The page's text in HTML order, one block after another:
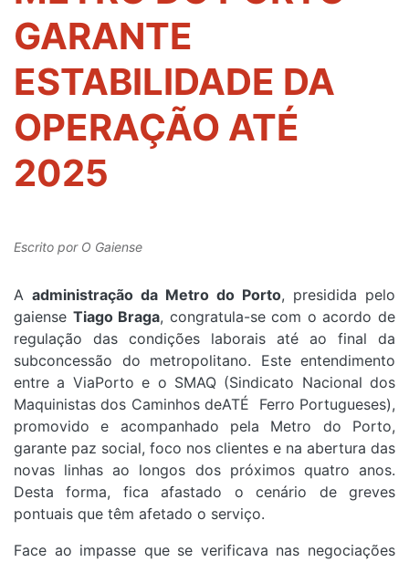
GARANTE
ESTABILIDADE DA
OPERAÇÃO ATÉ
2025
Escrito por O Gaiense
A administração da Metro do Porto, presidida pelo
gaiense Tiago Braga, congratula-se com o acordo de
regulação das condições laborais até ao final da
subconcessão do metropolitano. Este entendimento
entre a ViaPorto e o SMAQ (Sindicato Nacional dos
Maquinistas dos Caminhos deATÉ Ferro Portugueses),
promovido e acompanhado pela Metro do Porto,
garante paz social, foco nos clientes e na abertura das
novas linhas ao longos dos próximos quatro anos.
Desta forma, fica afastado o cenário de greves
pontuais que têm afetado o serviço.
Face ao impasse que se verificava nas negociações